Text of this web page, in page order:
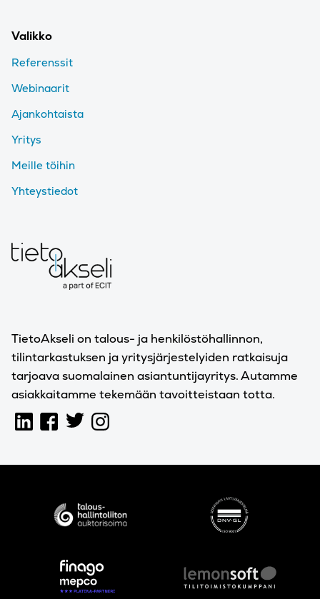
TietoAkseli on talous- ja henkilöstöhallinnon,
tilintarkastuksen ja yritysjärjestelyiden ratkaisuja
tarjoava suomalainen asiantuntijayritys. Autamme
asiakkaitamme tekemään tavoitteistaan totta.
Valikko
Referenssit
Webinaarit
Ajankohtaista
Yritys
Meille töihin
Yhteystiedot